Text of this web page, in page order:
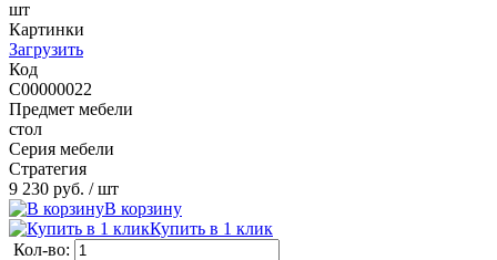
шт
Картинки
Загрузить
Код
C00000022
Предмет мебели
стол
Серия мебели
Стратегия
9 230 руб. / шт
В корзину
Купить в 1 клик
Кол-во: